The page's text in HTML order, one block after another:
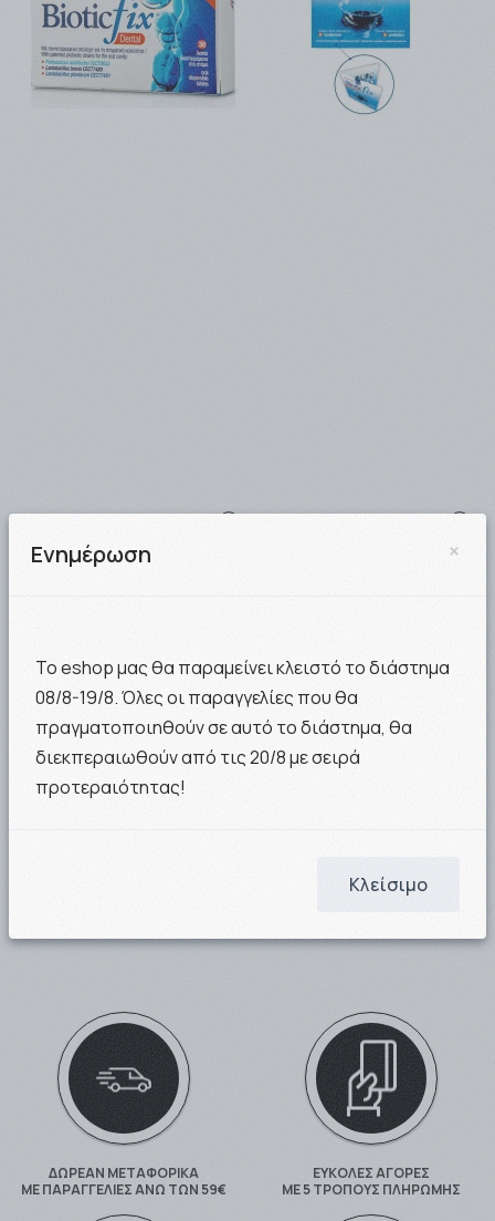
Intermed Biotic Fix
Dental Συμπλήρωμα
Διατροφής με
Προβιοτικά + Βιταμίνη D
30 δι …
Intermed Biotic fix με 4
Προβιοτικά,
Αποκατάσταση
Εντερικής & Κολπικής
Χλωρίδας …
Μη διαθέσιμο
ΔΩΡΕΑΝ ΜΕΤΑΦΟΡΙΚΑ
ΜΕ ΠΑΡΑΓΓΕΛΊΕΣ ΆΝΩ ΤΩΝ 59€
ΕΥΚΟΛΕΣ ΑΓΟΡΕΣ
ΜΕ 5 ΤΡΌΠΟΥΣ ΠΛΗΡΩΜΉΣ
Ενημέρωση ×
Το eshop μας θα παραμείνει κλειστό το διάστημα
08/8-19/8. Όλες οι παραγγελίες που θα
πραγματοποιηθούν σε αυτό το διάστημα, θα
διεκπεραιωθούν από τις 20/8 με σειρά
προτεραιότητας!
Κλείσιμο